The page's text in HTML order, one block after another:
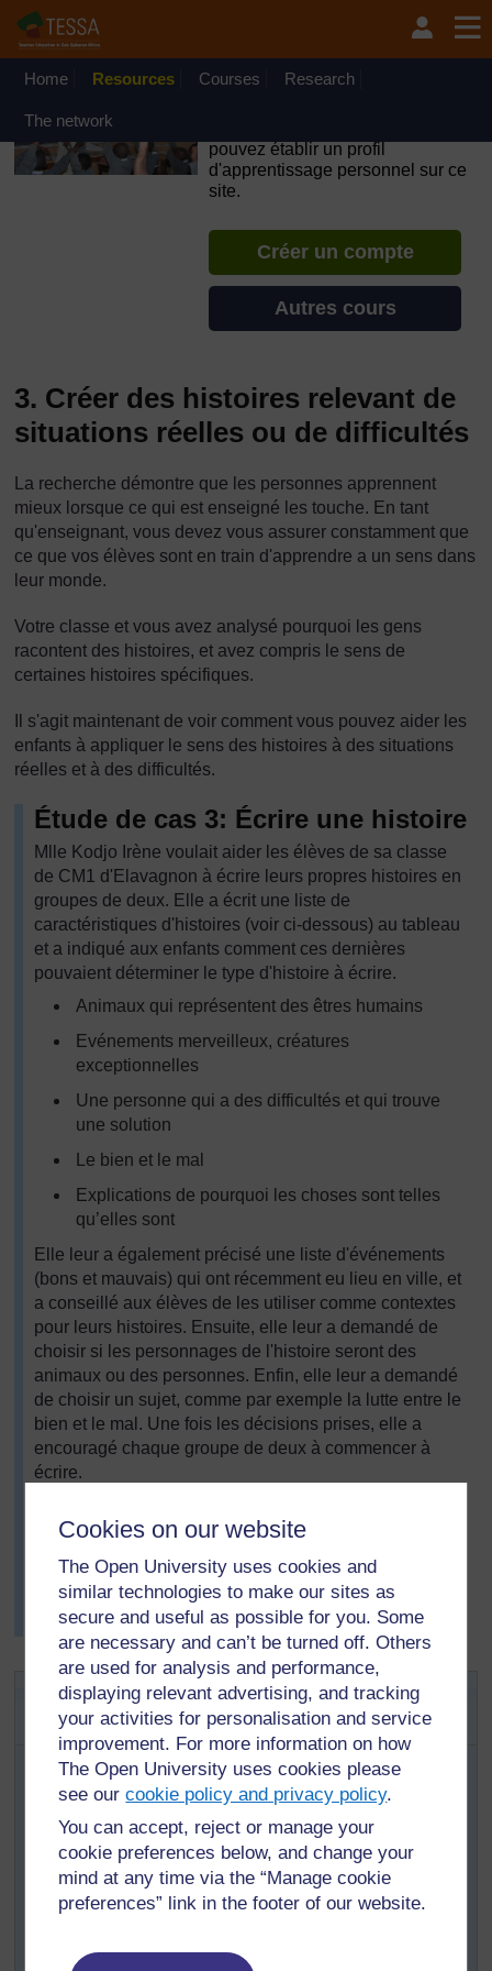
Cookies on our website
The Open University uses cookies and
similar technologies to make our sites as
secure and useful as possible for you. Some
are necessary and can’t be turned off. Others
are used for analysis and performance,
displaying relevant advertising, and tracking
your activities for personalisation and service
improvement. For more information on how
The Open University uses cookies please
see ourcookie policy and privacy policy.
You can accept, reject or manage your
cookie preferences below, and change your
mind at any time via the “Manage cookie
preferences” link in the footer of our website.
Passer au contenu principal
OpenLearn Create will be unavailable on Wednesday 12
August 2026 from 8am to 10.30am (GMT) due to routine
Home Resources Courses Research
The network
pouvez établir un profil
d'apprentissage personnel sur ce
site.
Créer un compte
Autres cours
3. Créer des histoires relevant de
situations réelles ou de difficultés
La recherche démontre que les personnes apprennent
mieux lorsque ce qui est enseigné les touche. En tant
qu'enseignant, vous devez vous assurer constamment que
ce que vos élèves sont en train d'apprendre a un sens dans
leur monde.
Votre classe et vous avez analysé pourquoi les gens
racontent des histoires, et avez compris le sens de
certaines histoires spécifiques.
Il s'agit maintenant de voir comment vous pouvez aider les
enfants à appliquer le sens des histoires à des situations
réelles et à des difficultés.
Étude de cas 3: Écrire une histoire
Mlle Kodjo Irène voulait aider les élèves de sa classe
de CM1 d'Elavagnon à écrire leurs propres histoires en
groupes de deux. Elle a écrit une liste de
caractéristiques d'histoires (voir ci-dessous) au tableau
et a indiqué aux enfants comment ces dernières
pouvaient déterminer le type d'histoire à écrire.
Animaux qui représentent des êtres humains
Evénements merveilleux, créatures
exceptionnelles
Une personne qui a des difficultés et qui trouve
une solution
Le bien et le mal
Explications de pourquoi les choses sont telles
qu’elles sont
Elle leur a également précisé une liste d'événements
(bons et mauvais) qui ont récemment eu lieu en ville, et
a conseillé aux élèves de les utiliser comme contextes
pour leurs histoires. Ensuite, elle leur a demandé de
choisir si les personnages de l'histoire seront des
animaux ou des personnes. Enfin, elle leur a demandé
de choisir un sujet, comme par exemple la lutte entre le
bien et le mal. Une fois les décisions prises, elle a
encouragé chaque groupe de deux à commencer à
écrire.
demandé à chaque groupe de partager son histoire
déterminé pour quelles raisons ces histoires étaient
écrites. Mlle Kodjo a été très surprise de la variété des
histoires.
Activité clé : Création d'une
histoire originale
Demandez aux élèves de réfléchir à des problèmes au
sein de leur famille, de l'école ou de la communauté qui
influencent la façon dont les personnes agissent envers
les autres. Les problèmes vont de ceux de tous les jours,
comme la paresse, à des questions plus sérieuses
comme le VIH-SIDA. Vous pouvez les aider en décrivant
des situations fréquentes liées à certains types de
situations personnelles des enfants de la classe. Vous